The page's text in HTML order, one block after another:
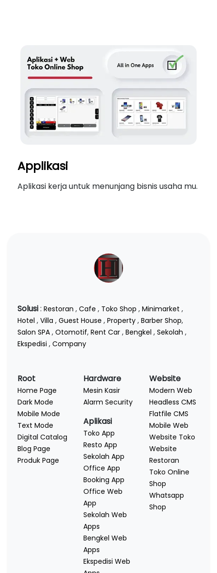
Applikasi
Aplikasi kerja untuk menunjang bisnis usaha mu.
Solusi: Restoran , Cafe , Toko Shop , Minimarket ,
Hotel , Villa , Guest House , Property , Barber Shop,
Salon SPA , Otomotif, Rent Car , Bengkel , Sekolah ,
Ekspedisi , Company
Root
Home Page
Dark Mode
Mobile Mode
Text Mode
Digital Catalog
Blog Page
Produk Page
Hardware
Mesin Kasir
Alarm Security
Aplikasi
Toko App
Resto App
Sekolah App
Office App
Booking App
Office Web
App
Sekolah Web
Apps
Bengkel Web
Apps
Ekspedisi Web
Website
Modern Web
Headless CMS
Flatfile CMS
Mobile Web
Website Toko
Website
Restoran
Toko Online
Shop
Whatsapp
Shop